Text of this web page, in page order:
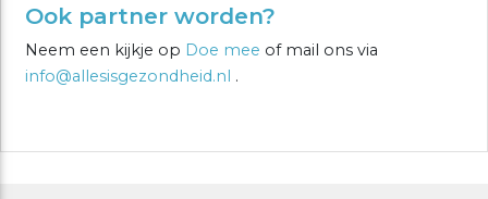
Ook partner worden?
Neem een kijkje op Doe mee of mail ons via
info@allesisgezondheid.nl .